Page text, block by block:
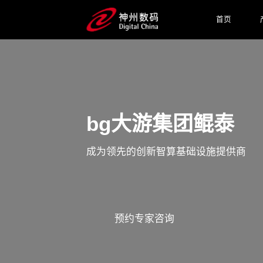
首页
bg大游集团鲲泰
成为领先的创新智算基础设施提供商
预约专家咨询